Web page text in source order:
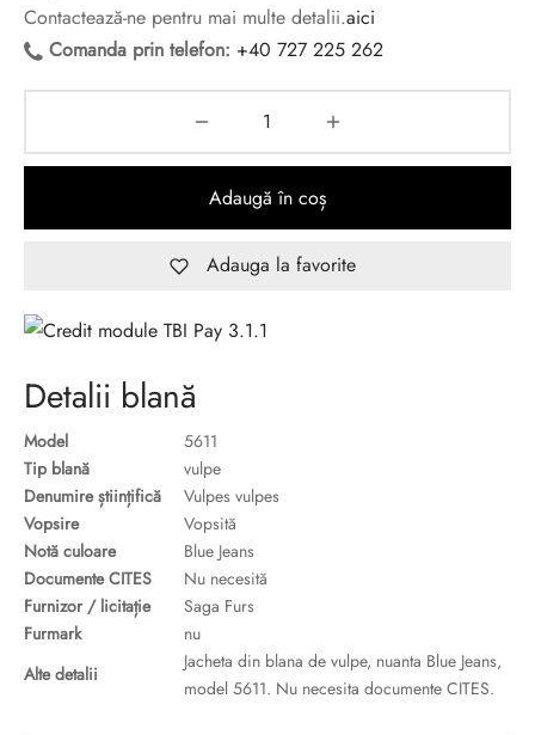
Contactează-ne pentru mai multe detalii.aici
Comanda prin telefon: +40 727 225 262
Adaugă în coș
Adauga la favorite
Detalii blană
Model
5611
Tip blană
vulpe
Denumire științifică
Vulpes vulpes
Vopsire
Vopsită
Notă culoare
Blue Jeans
Documente CITES
Nu necesită
Furnizor / licitație
Saga Furs
Furmark
nu
Alte detalii
Jacheta din blana de vulpe, nuanta Blue Jeans,
model 5611. Nu necesita documente CITES.